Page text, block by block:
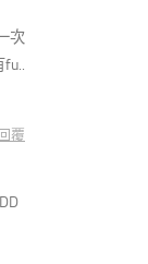
次
fu..
回覆